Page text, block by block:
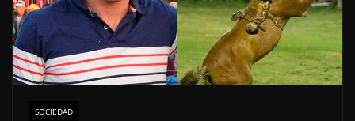
SOCIEDAD